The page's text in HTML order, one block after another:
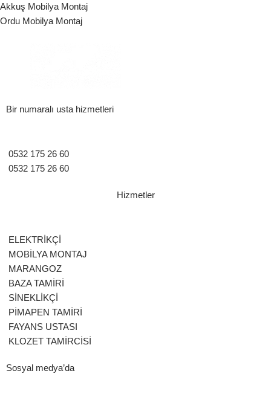
Akkuş Mobilya Montaj
Ordu Mobilya Montaj
Bir numaralı usta hizmetleri
0532 175 26 60
0532 175 26 60
Hizmetler
ELEKTRİKÇİ
MOBİLYA MONTAJ
MARANGOZ
BAZA TAMİRİ
SİNEKLİKÇİ
PİMAPEN TAMİRİ
FAYANS USTASI
KLOZET TAMİRCİSİ
Sosyal medya’da